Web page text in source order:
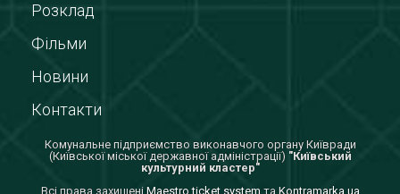
Розклад
Фільми
Новини
Контакти
Комунальне підприємство виконавчого органу Київради
(Київської міської державної адміністрації) "Київський
культурний кластер"
Всi права захищенi Maestro ticket system та Kontramarka.ua